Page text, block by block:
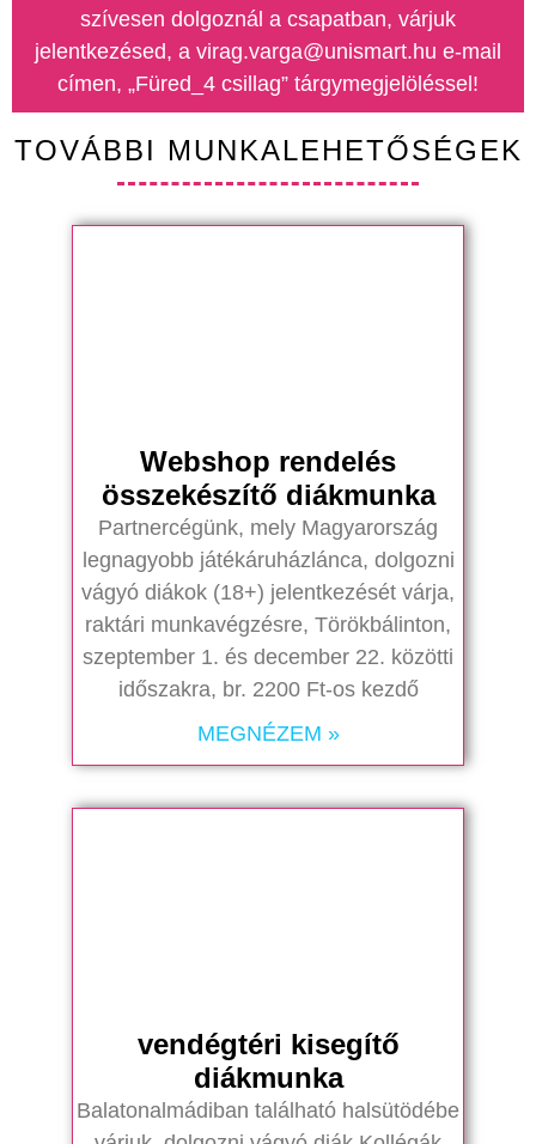
szívesen dolgoznál a csapatban, várjuk
jelentkezésed, a virag.varga@unismart.hu e-mail
címen, „Füred_4 csillag” tárgymegjelöléssel!
TOVÁBBI MUNKALEHETŐSÉGEK
Webshop rendelés
összekészítő diákmunka
Partnercégünk, mely Magyarország
legnagyobb játékáruházlánca, dolgozni
vágyó diákok (18+) jelentkezését várja,
raktári munkavégzésre, Törökbálinton,
szeptember 1. és december 22. közötti
időszakra, br. 2200 Ft-os kezdő
MEGNÉZEM »
vendégtéri kisegítő
diákmunka
Balatonalmádiban található halsütödébe